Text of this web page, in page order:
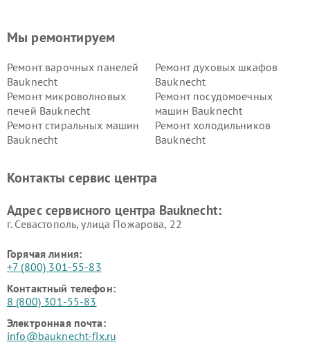
Мы ремонтируем
Ремонт варочных панелей
Bauknecht
Ремонт духовых шкафов
Bauknecht
Ремонт микроволновых
печей Bauknecht
Ремонт посудомоечных
машин Bauknecht
Ремонт стиральных машин
Bauknecht
Ремонт холодильников
Bauknecht
Контакты сервис центра
Адрес сервисного центра Bauknecht:
г. Севастополь, улица Пожарова, 22
Горячая линия:
+7 (800) 301-55-83
Контактный телефон:
8 (800) 301-55-83
Электронная почта:
info@bauknecht-fix.ru